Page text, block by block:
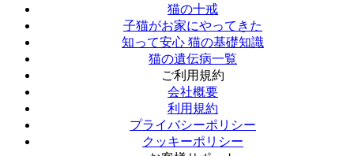
猫の十戒
子猫がお家にやってきた
知って安心 猫の基礎知識
猫の遺伝病一覧
ご利用規約
会社概要
利用規約
プライバシーポリシー
クッキーポリシー